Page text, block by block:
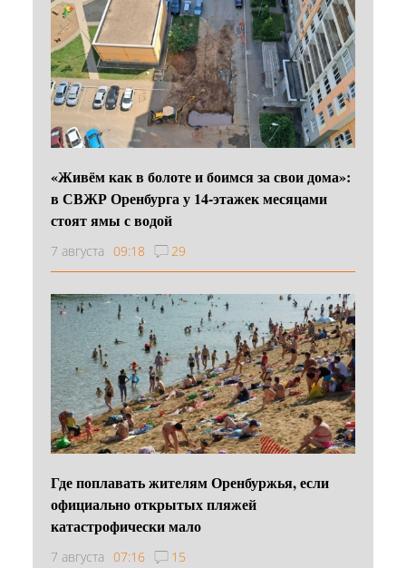
«Живём как в болоте и боимся за свои дома»:
в СВЖР Оренбурга у 14-этажек месяцами
стоят ямы с водой
7 августа 09:18 29
Где поплавать жителям Оренбуржья, если
официально открытых пляжей
катастрофически мало
7 августа 07:16 15